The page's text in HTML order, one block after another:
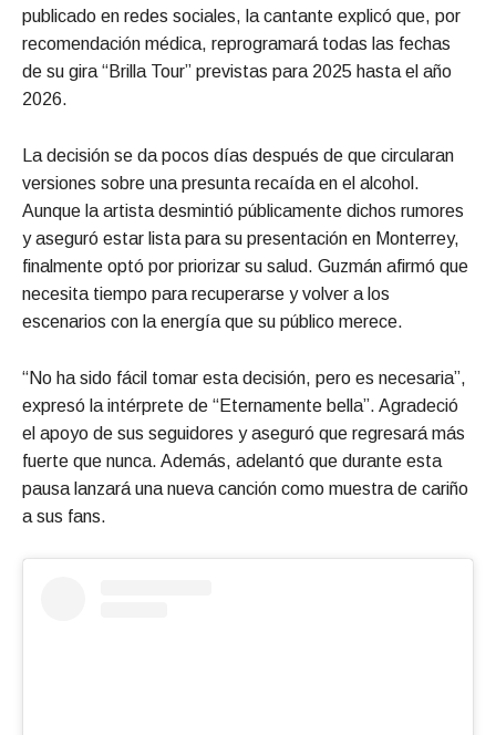
publicado en redes sociales, la cantante explicó que, por
recomendación médica, reprogramará todas las fechas
de su gira “Brilla Tour” previstas para 2025 hasta el año
2026.
La decisión se da pocos días después de que circularan
versiones sobre una presunta recaída en el alcohol.
Aunque la artista desmintió públicamente dichos rumores
y aseguró estar lista para su presentación en Monterrey,
finalmente optó por priorizar su salud. Guzmán afirmó que
necesita tiempo para recuperarse y volver a los
escenarios con la energía que su público merece.
“No ha sido fácil tomar esta decisión, pero es necesaria”,
expresó la intérprete de “Eternamente bella”. Agradeció
el apoyo de sus seguidores y aseguró que regresará más
fuerte que nunca. Además, adelantó que durante esta
pausa lanzará una nueva canción como muestra de cariño
a sus fans.